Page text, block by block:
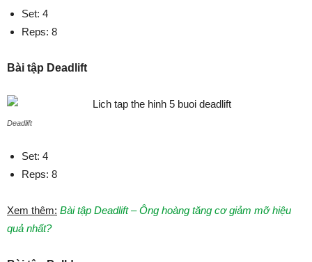
Set: 4
Reps: 8
Bài tập Deadlift
Deadlift
Set: 4
Reps: 8
Xem thêm: Bài tập Deadlift – Ông hoàng tăng cơ giảm mỡ hiệu
quả nhất?